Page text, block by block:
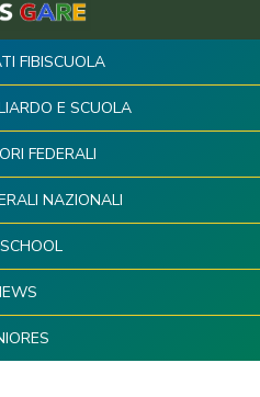
FIBISCUOLA
E SCUOLA
FEDERALI
NAZIONALI